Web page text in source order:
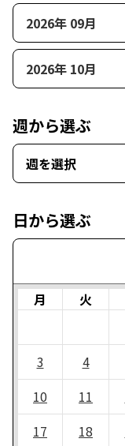
2026年 09月
2026年 10月
週から選ぶ
週を選択
日から選ぶ
月 火
3
4
10
11
17
18